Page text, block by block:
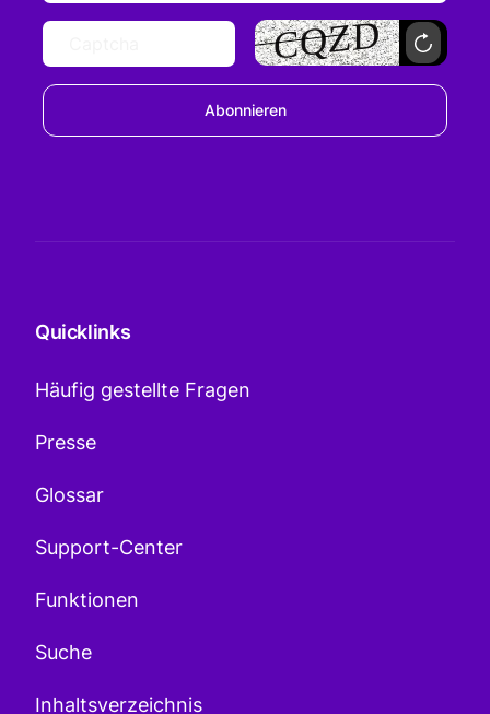
Abonnieren
Quicklinks
Häufig gestellte Fragen
Presse
Glossar
Support-Center
Funktionen
Suche
Inhaltsverzeichnis